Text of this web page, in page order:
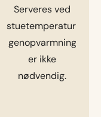
Serveres ved
stuetemperatur;
genopvarmning
er ikke
nødvendig.